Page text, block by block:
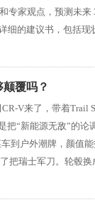
家观点，预测未来
细的建议书，包括
覆吗？
V来了，带着Trail
把“新能源无敌”的
到户外潮牌，颜值
把瑞士军刀。轮毂